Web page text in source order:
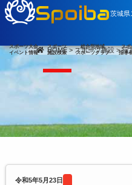
Spoiba茨城県
スポーツ大会
イベント情報
スポーツ
施設検索
総合型地域
スポーツクラブ
スポ
指導
HOME>スポーツ施設>行
令和5年5月23日